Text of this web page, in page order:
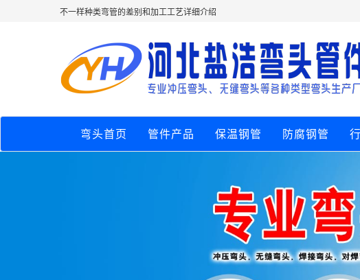
不一样种类弯管的差别和加工工艺详细介绍
弯头首页 管件产品 保温钢管 防腐钢管